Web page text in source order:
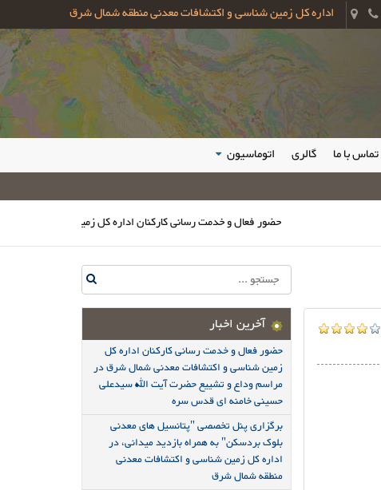
اداره کل زمین شناسی و اکتشافات معدنی منطقه شمال شرق
تماس با ما گالری اتوماسیون
حضور فعال و خدمت رسانی کارکنان اداره کل زمین شناسی و اکتشافات
آخرین اخبار
حضور فعال و خدمت رسانی کارکنان اداره کل
زمین شناسی و اکتشافات معدنی شمال شرق در
مراسم وداع و تشییع حضرت آیت الله سیدعلی
حسینی خامنه ای قدس سره
برگزاری پنل تخصصی "پتانسیل های معدنی
بلوک بردسکن" به همراه بازدید میدانی، در
اداره کل زمین شناسی و اکتشافات معدنی
منطقه شمال شرق